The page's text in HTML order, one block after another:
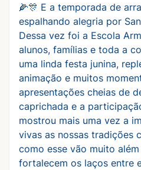
🌽🎊 E a temporada de
espalhando alegria por
Dessa vez foi a Escola
alunos, famílias e toda a
uma linda festa junina,
animação e muitos
apresentações cheias de
caprichada e a
mostrou mais uma vez a
vivas as nossas tradições
como esse vão muito
fortalecem os laços entre